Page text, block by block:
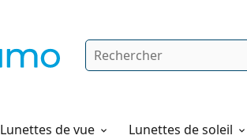
Rechercher
Lunettes de vue Lunettes de soleil